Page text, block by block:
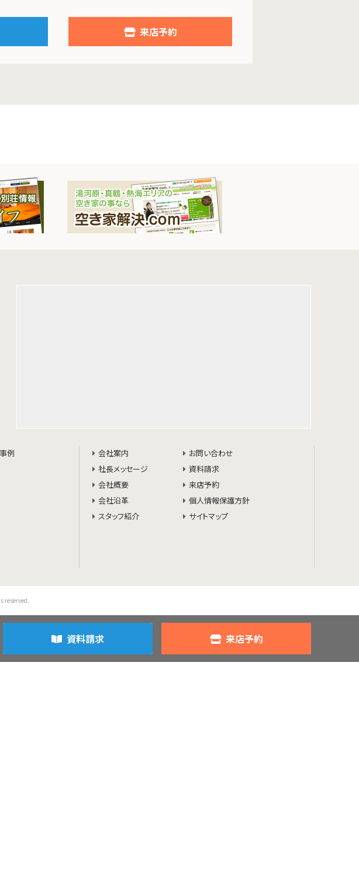
来店予約
資料請求 来店予約
例
会社案内
社長メッセージ
会社概要
会社沿革
スタッフ紹介
お問い合わせ
資料請求
来店予約
個人情報保護方針
サイトマップ
reserved.